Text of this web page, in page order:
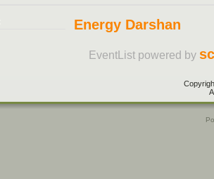
Energy Darshan
EventList powered by